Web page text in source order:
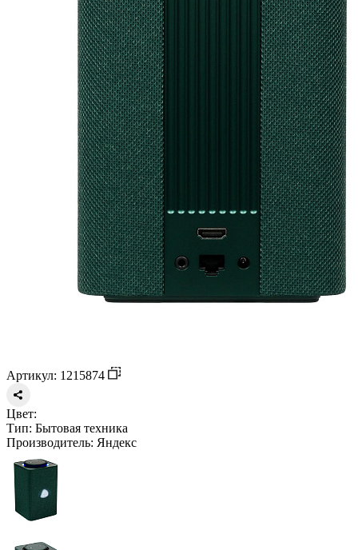
Артикул: 1215874
Цвет:
Тип: Бытовая техника
Производитель: Яндекс